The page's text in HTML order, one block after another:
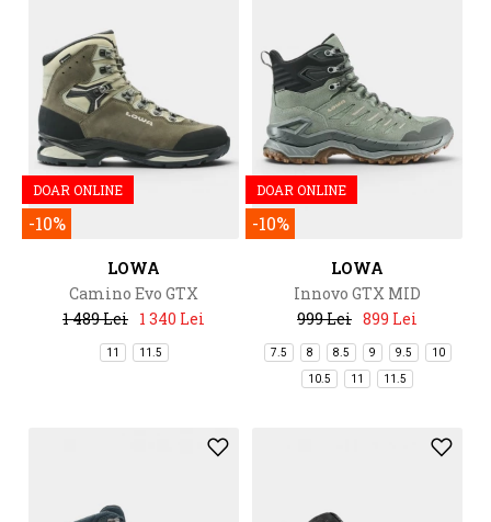
DOAR ONLINE
-10%
LOWA
Camino Evo GTX
1 489 Lei 1 340 Lei
11 11.5
DOAR ONLINE
-10%
LOWA
Innovo GTX MID
999 Lei 899 Lei
7.5 8 8.5 9 9.5 10
10.5 11 11.5